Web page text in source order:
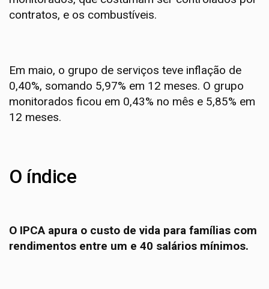
contratos, e os combustíveis.
Em maio, o grupo de serviços teve inflação de
0,40%, somando 5,97% em 12 meses. O grupo
monitorados ficou em 0,43% no mês e 5,85% em
12 meses.
O índice
O IPCA apura o custo de vida para famílias com
rendimentos entre um e 40 salários mínimos.